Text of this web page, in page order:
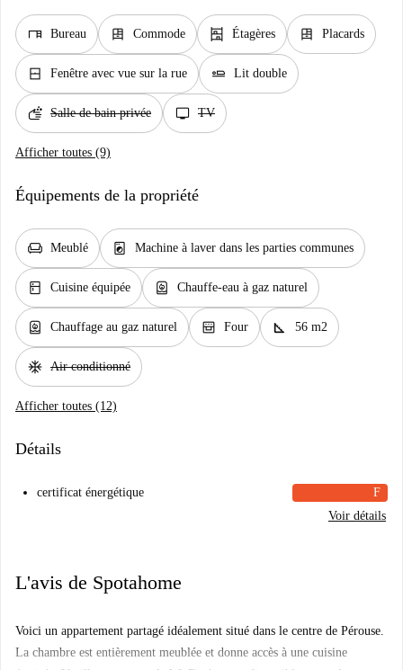
desk Bureau dresser Commode shelves Étagères dresser Placards
window_closed Fenêtre avec vue sur la rue airline_seat_flat Lit double
soap Salle de bain privée tv TV
Afficher toutes (9)
Équipements de la propriété
chair Meublé local_laundry_service Machine à laver dans les parties communes
kitchen Cuisine équipée water_heater Chauffe-eau à gaz naturel
water_heater Chauffage au gaz naturel oven_gen Four square_foot 56 m2
ac_unit Air conditionné
Afficher toutes (12)
Détails
certificat énergétique
F
Voir détails
L'avis de Spotahome
Voici un appartement partagé idéalement situé dans le centre de Pérouse.
La chambre est entièrement meublée et donne accès à une cuisine